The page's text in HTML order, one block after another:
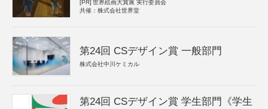
[PR] 世界絵画大賞展 実行委員会
共催：株式会社世界堂
第24回 CSデザイン賞 一般部門
株式会社中川ケミカル
第24回 CSデザイン賞 学生部門《学生